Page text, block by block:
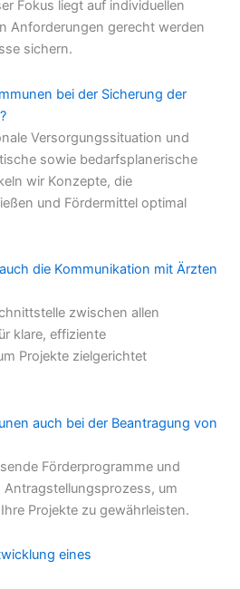
Fokus liegt auf individuellen
Anforderungen gerecht werden
sichern.
bei der Sicherung der
Versorgungssituation und
sowie bedarfsplanerische
wir Konzepte, die
und Fördermittel optimal
die Kommunikation mit Ärzten
zwischen allen
klare, effiziente
Projekte zielgerichtet
auch bei der Beantragung von
Förderprogramme und
um
Projekte zu gewährleisten.
eines